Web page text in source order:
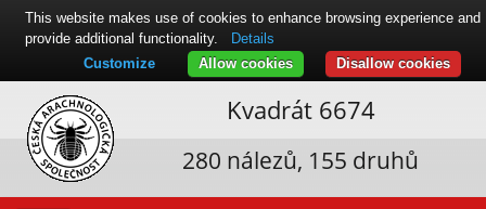
Kvadrát 6674
280 nálezů, 155 druhů
This website makes use of cookies to enhance browsing experience and
provide additional functionality.
Details
Disallow cookies
Allow cookies
Customize